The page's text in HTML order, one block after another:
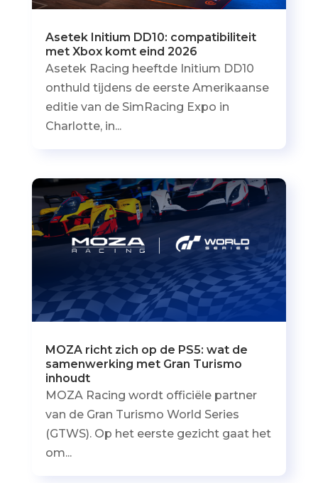
Asetek Initium DD10: compatibiliteit
met Xbox komt eind 2026
Asetek Racing heeftde Initium DD10
onthuld tijdens de eerste Amerikaanse
editie van de SimRacing Expo in
Charlotte, in...
MOZA richt zich op de PS5: wat de
samenwerking met Gran Turismo
inhoudt
MOZA Racing wordt officiële partner
van de Gran Turismo World Series
(GTWS). Op het eerste gezicht gaat het
om...